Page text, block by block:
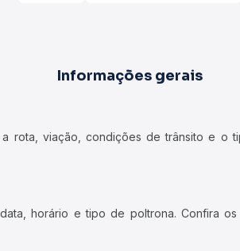
Informações gerais
viação, condições de trânsito e o
horário e tipo de poltrona. Confira